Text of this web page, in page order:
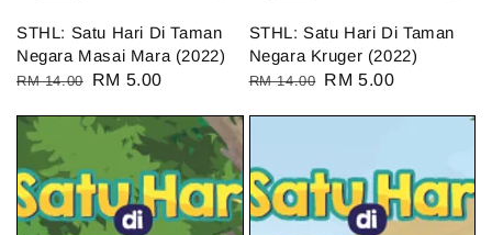
STHL: Satu Hari Di Taman
Negara Masai Mara (2022)
Regular
RM 14.00
Sale
RM 5.00
STHL: Satu Hari Di Taman
Negara Kruger (2022)
Regular
RM 14.00 Sale
RM 5.00